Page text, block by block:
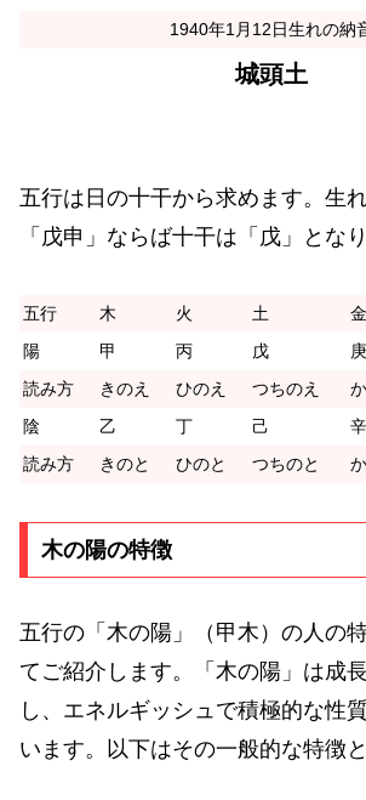
1940年1月12日生れの納
城頭土
五行は日の十干から求めます。生
「戊申」ならば十干は「戊」となり
五行 木 火 土 金
陽
甲 丙 戊 庚
読み方
きのえ ひのえ つちのえ
陰
乙 丁 己 辛
読み方
きのと ひのと つちのと
木の陽の特徴
五行の「木の陽」（甲木）の人の
てご紹介します。「木の陽」は成
し、エネルギッシュで積極的な性
います。以下はその一般的な特徴と